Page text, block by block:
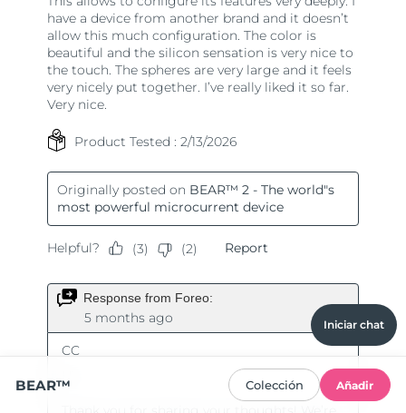
Iniciar chat
BEAR™ Colección Añadir